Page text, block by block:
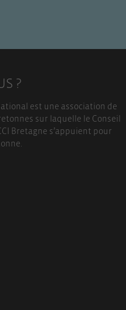
?
est une association de
sur laquelle le Conseil
Bretagne s’appuient pour